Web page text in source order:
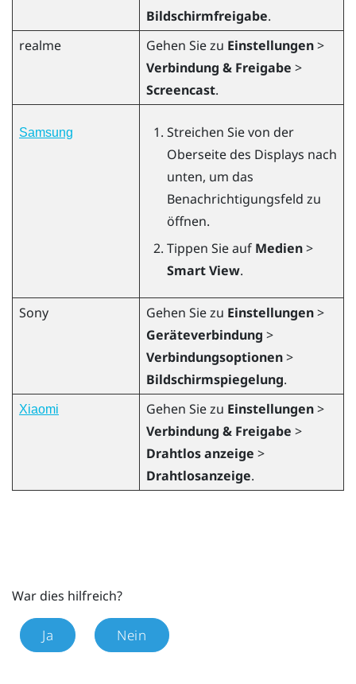
Bildschirmfreigabe.
realme
Gehen Sie zu Einstellungen>
Verbindung & Freigabe >
Screencast.
Samsung
Streichen Sie von der
Oberseite des Displays nach
unten, um das
Benachrichtigungsfeld zu
öffnen.
Tippen Sie auf Medien>
Smart View.
Sony Gehen Sie zu Einstellungen>
Geräteverbindung >
Verbindungsoptionen>
Bildschirmspiegelung.
Xiaomi Gehen Sie zu Einstellungen>
Verbindung & Freigabe >
Drahtlos anzeige >
Drahtlosanzeige.
War dies hilfreich?
Ja Nein